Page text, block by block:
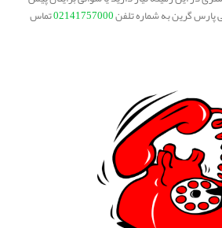
گرین به شماره تلفن02141757000تماس